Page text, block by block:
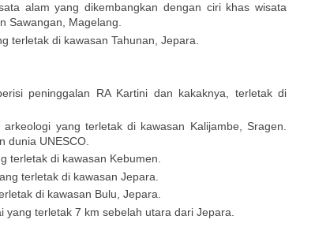
alam yang dikembangkan dengan ciri khas wisata
Sawangan, Magelang.
terletak di kawasan Tahunan, Jepara.
peninggalan RA Kartini dan kakaknya, terletak di
yang terletak di kawasan Kalijambe, Sragen.
dunia UNESCO.
terletak di kawasan Kebumen.
terletak di kawasan Jepara.
di kawasan Bulu, Jepara.
yang terletak 7 km sebelah utara dari Jepara